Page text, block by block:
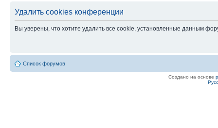
Удалить cookies конференции
Вы уверены, что хотите удалить все cookie, установленные данным
Список форумов
Создано на основе